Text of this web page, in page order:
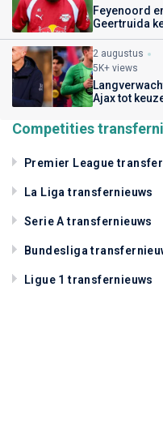
Feyenoord
Geertruida
2 augustus
5K+ views
Ajax tot
Competities
Premier League
La Liga transfernieuws
Serie A transfernieuws
Bundesliga
Ligue 1 transfernieuws